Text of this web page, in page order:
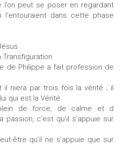
peut se poser en regardant
dans cette phase
Transfiguration
de Philippe a fait profession de
il niera par trois fois la vérité ; il
qui est la Vérité.
de force, de calme et d
passion, c’est qu’il s’appuie sur
être qu’il ne s’appuie que sur